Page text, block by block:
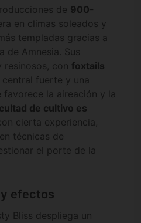
de 900-
en climas soleados y
templadas gracias a
de Amnesia. Sus
resinosos, con foxtails
fuerte y una
la aireación y la
de cultivo es
cierta experiencia,
técnicas de
el porte de la
efectos
Bliss despliega un